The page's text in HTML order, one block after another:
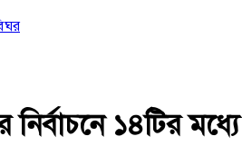
নির্বাচনে ১৪টির